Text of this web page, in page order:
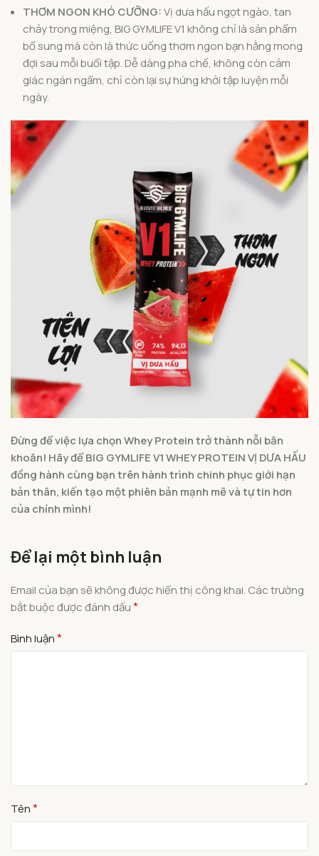
THƠM NGON KHÓ CƯỠNG:Vị dưa hấu ngọt ngào, tan
chảy trong miệng, BIG GYMLIFE V1 không chỉ là sản phẩm
bổ sung mà còn là thức uống thơm ngon bạn hằng mong
đợi sau mỗi buổi tập. Dễ dàng pha chế, không còn cảm
giác ngán ngẩm, chỉ còn lại sự hứng khởi tập luyện mỗi
ngày.
Đừng để việc lựa chọn Whey Protein trở thành nỗi băn
khoăn! Hãy để BIG GYMLIFE V1 WHEY PROTEIN VỊ DƯA HẤU
đồng hành cùng bạn trên hành trình chinh phục giới hạn
bản thân, kiến tạo một phiên bản mạnh mẽ và tự tin hơn
của chính mình!
Để lại một bình luận
Email của bạn sẽ không được hiển thị công khai. Các trường
bắt buộc được đánh dấu*
Bình luận*
Tên*